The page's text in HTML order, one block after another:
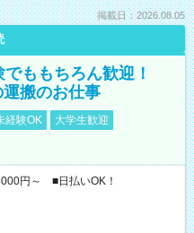
掲載日：2026.08.05
ももちろん歓迎！
搬のお仕事
経験OK
大学生歓迎
円～ ■日払いOK！